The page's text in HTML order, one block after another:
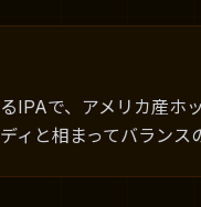
IPAで、アメリカ産ホ
ィと相まってバランス